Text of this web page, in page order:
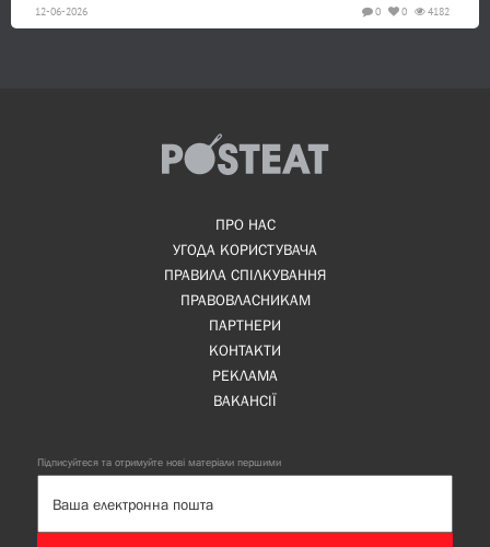
12-06-2026 4182
0
0
ПРО НАС
УГОДА КОРИСТУВАЧА
ПРАВИЛА СПІЛКУВАННЯ
ПРАВОВЛАСНИКАМ
ПАРТНЕРИ
КОНТАКТИ
РЕКЛАМА
ВАКАНСІЇ
Підписуйтеся та отримуйте нові матеріали першими